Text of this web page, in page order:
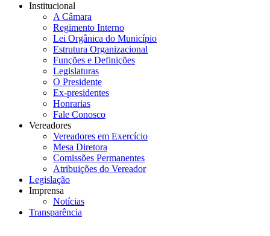
Institucional
A Câmara
Regimento Interno
Lei Orgânica do Município
Estrutura Organizacional
Funções e Definições
Legislaturas
O Presidente
Ex-presidentes
Honrarias
Fale Conosco
Vereadores
Vereadores em Exercício
Mesa Diretora
Comissões Permanentes
Atribuições do Vereador
Legislação
Imprensa
Notícias
Transparência